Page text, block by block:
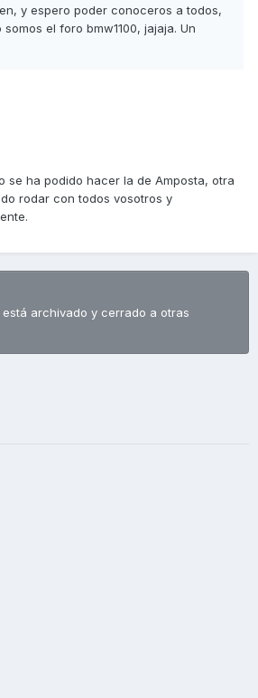
y espero poder conoceros a todos,
el foro bmw1100, jajaja. Un
se ha podido hacer la de Amposta, otra
rodar con todos vosotros y
está archivado y cerrado a otras